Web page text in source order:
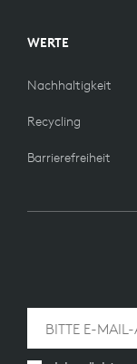
WERTE
Nachhaltigkeit
Recycling
Barrierefreiheit